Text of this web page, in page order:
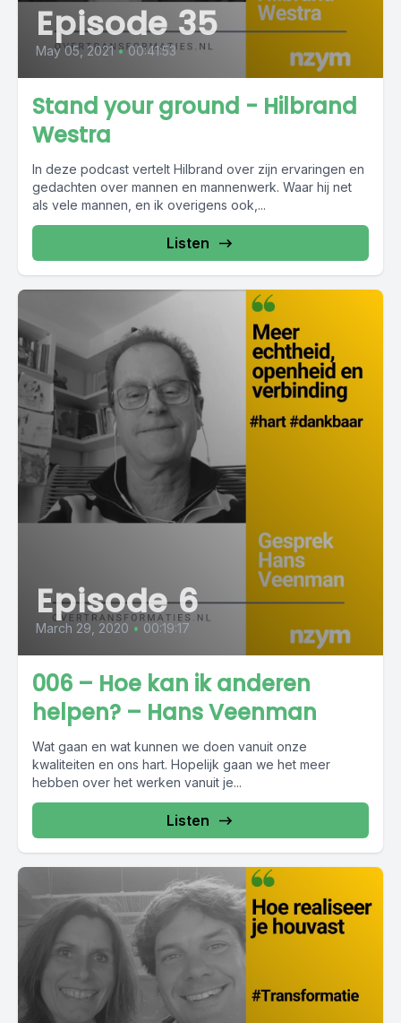
Episode 35
May 05, 2021 • 00:41:53
Stand your ground - Hilbrand
Westra
In deze podcast vertelt Hilbrand over zijn ervaringen en
gedachten over mannen en mannenwerk. Waar hij net
als vele mannen, en ik overigens ook,...
Listen
Episode 6
March 29, 2020 • 00:19:17
006 – Hoe kan ik anderen
helpen? – Hans Veenman
Wat gaan en wat kunnen we doen vanuit onze
kwaliteiten en ons hart. Hopelijk gaan we het meer
hebben over het werken vanuit je...
Listen